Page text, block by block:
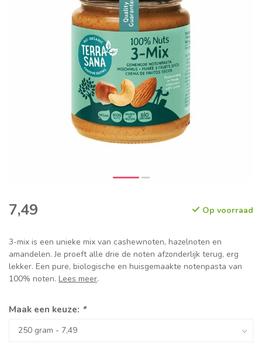
7,49 Op voorraad
3-mix is een unieke mix van cashewnoten, hazelnoten en
amandelen. Je proeft alle drie de noten afzonderlijk terug, erg
lekker. Een pure, biologische en huisgemaakte notenpasta van
100% noten. Lees meer.
Maak een keuze: *